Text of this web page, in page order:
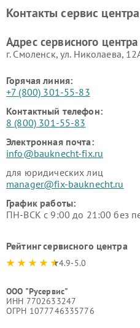
Контакты сервис центра
Адрес сервисного
г. Смоленск, ул. Николаева,
Горячая линия:
+7 (800) 301-55-83
Контактный телефон:
8 (800) 301-55-83
Электронная почта:
info@bauknecht-fix.ru
для юридических лиц
manager@fix-bauknecht.ru
График работы:
ПН-ВСК с 9:00 до 21:00 без
Рейтинг сервисного центра
4.9-5.0
ООО "Русервис"
ИНН 7702633247
ОГРН 1077746335776